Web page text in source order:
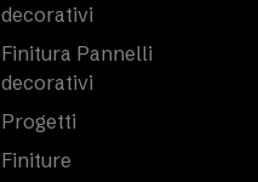
decorativi
Finitura Pannelli
decorativi
Progetti
Finiture